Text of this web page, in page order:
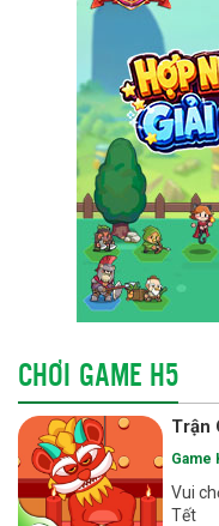
CHƠI GAME H5
Trận
Game
Vui
Tết